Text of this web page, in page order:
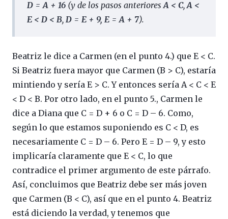
D = A + 16 (y de los pasos anterioresA < C,A <
E < D < B, D = E + 9, E = A + 7).
Beatriz le dice a Carmen (en el punto 4.) que E < C.
Si Beatriz fuera mayor que Carmen (B > C), estaría
mintiendo y sería E > C. Y entonces sería A < C < E
< D < B. Por otro lado, en el punto 5., Carmen le
dice a Diana que C = D + 6 o C = D – 6. Como,
según lo que estamos suponiendo es C < D, es
necesariamente C = D – 6. Pero E = D – 9, y esto
implicaría claramente que E < C, lo que
contradice el primer argumento de este párrafo.
Así, concluimos que Beatriz debe ser más joven
que Carmen (B < C), así que en el punto 4. Beatriz
está diciendo la verdad, y tenemos que